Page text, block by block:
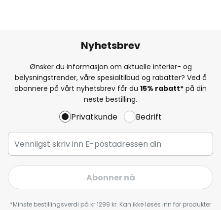
Nyhetsbrev
Ønsker du informasjon om aktuelle interiør- og
belysningstrender, våre spesialtilbud og rabatter? Ved å
abonnere på vårt nyhetsbrev får du 15% rabatt* på din
neste bestilling.
Privatkunde Bedrift
Abonner nå
*Minste bestillingsverdi på kr 1299 kr. Kan ikke løses inn for produkter